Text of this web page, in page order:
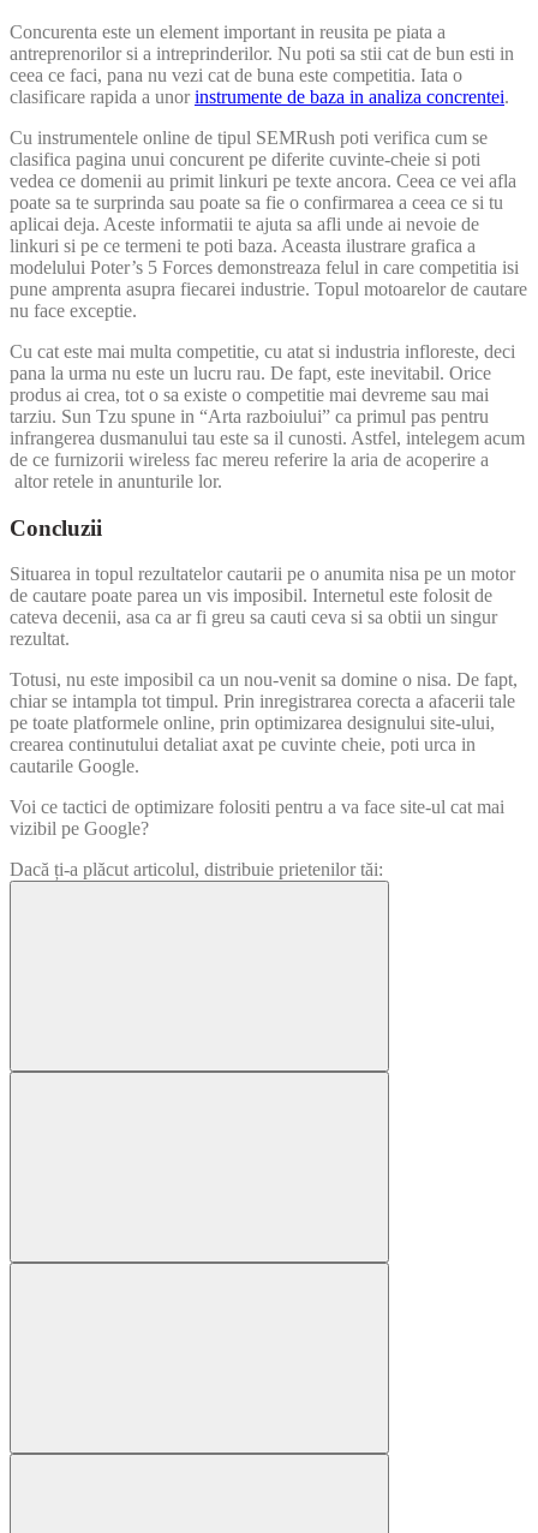
Concurenta este un element important in reusita pe piata a
antreprenorilor si a intreprinderilor. Nu poti sa stii cat de bun esti in
ceea ce faci, pana nu vezi cat de buna este competitia. Iata o
clasificare rapida a unorinstrumente de baza in analiza concrentei.
Cu instrumentele online de tipul SEMRush poti verifica cum se
clasifica pagina unui concurent pe diferite cuvinte-cheie si poti
vedea ce domenii au primit linkuri pe texte ancora. Ceea ce vei afla
poate sa te surprinda sau poate sa fie o confirmarea a ceea ce si tu
aplicai deja. Aceste informatii te ajuta sa afli unde ai nevoie de
linkuri si pe ce termeni te poti baza. Aceasta ilustrare grafica a
modelului Poter’s 5 Forces demonstreaza felul in care competitia isi
pune amprenta asupra fiecarei industrie. Topul motoarelor de cautare
nu face exceptie.
Cu cat este mai multa competitie, cu atat si industria infloreste, deci
pana la urma nu este un lucru rau. De fapt, este inevitabil. Orice
produs ai crea, tot o sa existe o competitie mai devreme sau mai
tarziu. Sun Tzu spune in “Arta razboiului” ca primul pas pentru
infrangerea dusmanului tau este sa il cunosti. Astfel, intelegem acum
de ce furnizorii wireless fac mereu referire la aria de acoperire a
altor retele in anunturile lor.
Concluzii
Situarea in topul rezultatelor cautarii pe o anumita nisa pe un motor
de cautare poate parea un vis imposibil. Internetul este folosit de
cateva decenii, asa ca ar fi greu sa cauti ceva si sa obtii un singur
rezultat.
Totusi, nu este imposibil ca un nou-venit sa domine o nisa. De fapt,
chiar se intampla tot timpul. Prin inregistrarea corecta a afacerii tale
pe toate platformele online, prin optimizarea designului site-ului,
crearea continutului detaliat axat pe cuvinte cheie, poti urca in
cautarile Google.
Voi ce tactici de optimizare folositi pentru a va face site-ul cat mai
vizibil pe Google?
Dacă ți-a plăcut articolul, distribuie prietenilor tăi: